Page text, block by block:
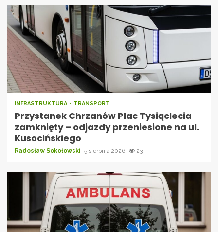
INFRASTRUKTURA TRANSPORT
Przystanek Chrzanów Plac Tysiąclecia
zamknięty – odjazdy przeniesione na ul.
Kusocińskiego
Radosław Sokołowski 5 sierpnia 2026 23